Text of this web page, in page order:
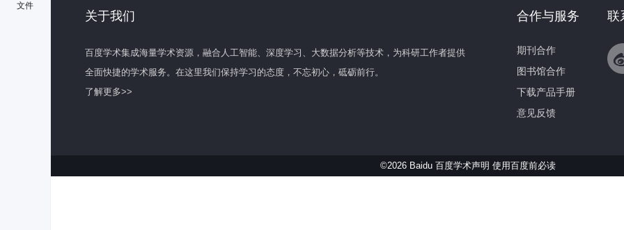
文件
关于我们
百度学术集成海量学术资源，融合人工智能、深度学习、大数据分析等技术，为科研工作者提供
全面快捷的学术服务。在这里我们保持学习的态度，不忘初心，砥砺前行。
了解更多>>
联
合作与服务
期刊合作
图书馆合作
下载产品手册
意见反馈
©2026 Baidu 百度学术声明 使用百度前必读